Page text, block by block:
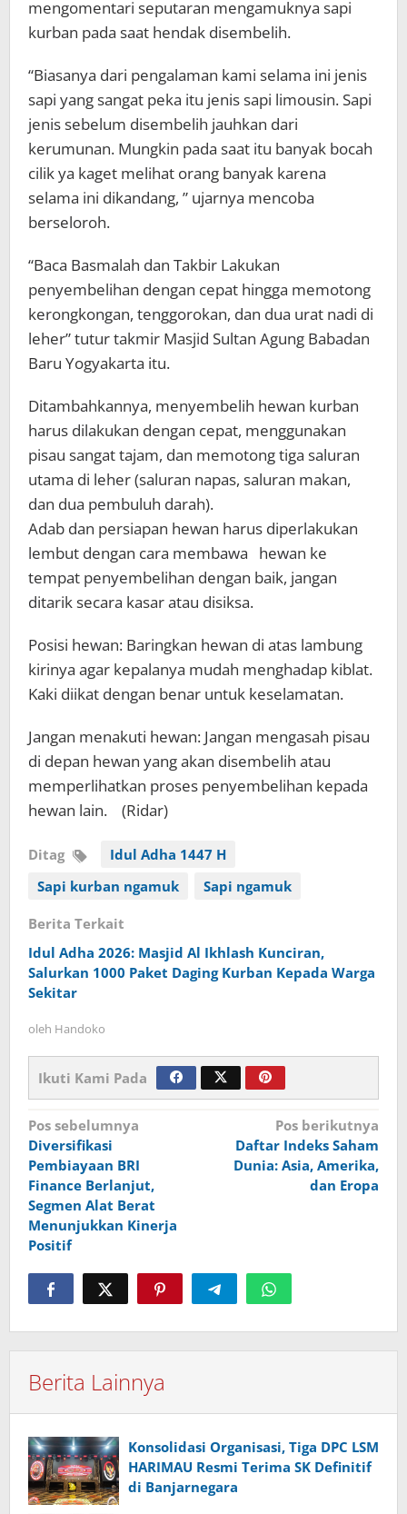
mengomentari seputaran mengamuknya sapi
kurban pada saat hendak disembelih.
“Biasanya dari pengalaman kami selama ini jenis
sapi yang sangat peka itu jenis sapi limousin. Sapi
jenis sebelum disembelih jauhkan dari
kerumunan. Mungkin pada saat itu banyak bocah
cilik ya kaget melihat orang banyak karena
selama ini dikandang, ” ujarnya mencoba
berseloroh.
“Baca Basmalah dan Takbir Lakukan
penyembelihan dengan cepat hingga memotong
kerongkongan, tenggorokan, dan dua urat nadi di
leher” tutur takmir Masjid Sultan Agung Babadan
Baru Yogyakarta itu.
Ditambahkannya, menyembelih hewan kurban
harus dilakukan dengan cepat, menggunakan
pisau sangat tajam, dan memotong tiga saluran
utama di leher (saluran napas, saluran makan,
dan dua pembuluh darah).
Adab dan persiapan hewan harus diperlakukan
lembut dengan cara membawa hewan ke
tempat penyembelihan dengan baik, jangan
ditarik secara kasar atau disiksa.
Posisi hewan: Baringkan hewan di atas lambung
kirinya agar kepalanya mudah menghadap kiblat.
Kaki diikat dengan benar untuk keselamatan.
Jangan menakuti hewan: Jangan mengasah pisau
di depan hewan yang akan disembelih atau
memperlihatkan proses penyembelihan kepada
hewan lain. (Ridar)
Ditag
Idul Adha 1447 H
Sapi kurban ngamuk
Sapi ngamuk
Berita Terkait
Idul Adha 2026: Masjid Al Ikhlash Kunciran,
Salurkan 1000 Paket Daging Kurban Kepada Warga
Sekitar
oleh Handoko
Ikuti Kami Pada
Navigasi
pos
Pos sebelumnya
Diversifikasi
Pembiayaan BRI
Finance Berlanjut,
Segmen Alat Berat
Menunjukkan Kinerja
Positif
Pos berikutnya
Daftar Indeks Saham
Dunia: Asia, Amerika,
dan Eropa
Berita Lainnya
Konsolidasi Organisasi, Tiga DPC LSM
HARIMAU Resmi Terima SK Definitif
di Banjarnegara